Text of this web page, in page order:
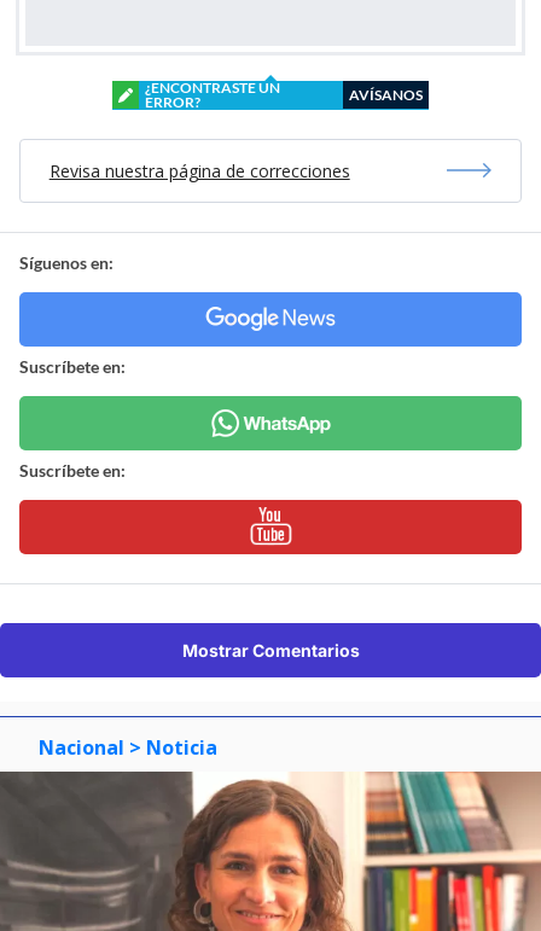
¿ENCONTRASTE UN
ERROR?
AVÍSANOS
Revisa nuestra página de correcciones
Síguenos en:
Suscríbete en:
Suscríbete en:
Mostrar Comentarios
Nacional > Noticia